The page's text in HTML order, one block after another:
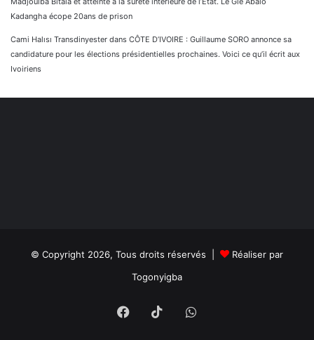
Kadangha écope 20ans de prison
Cami Halısı Transdinyester dans CÔTE D’IVOIRE : Guillaume SORO annonce sa
candidature pour les élections présidentielles prochaines. Voici ce qu’il écrit aux
Ivoiriens
© Copyright 2026, Tous droits réservés |
Réaliser par
Togonyigba
Facebook
TikTokWhatsApp